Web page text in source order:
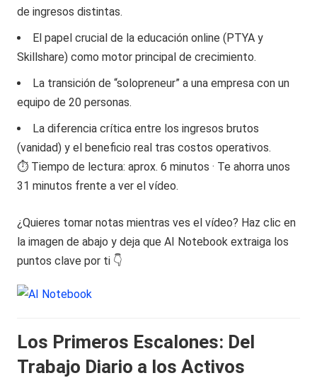
de ingresos distintas.
El papel crucial de la educación online (PTYA y
Skillshare) como motor principal de crecimiento.
La transición de “solopreneur” a una empresa con un
equipo de 20 personas.
La diferencia crítica entre los ingresos brutos
(vanidad) y el beneficio real tras costos operativos.
⏱️ Tiempo de lectura: aprox. 6 minutos · Te ahorra unos
31 minutos frente a ver el vídeo.
¿Quieres tomar notas mientras ves el vídeo? Haz clic en
la imagen de abajo y deja que AI Notebook extraiga los
puntos clave por ti 👇
Los Primeros Escalones: Del
Trabajo Diario a los Activos